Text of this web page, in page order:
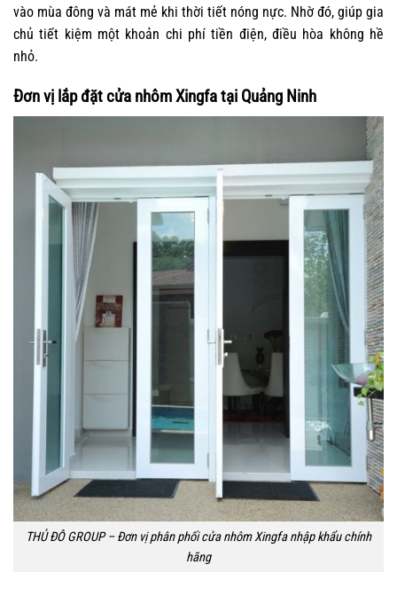
vào mùa đông và mát mẻ khi thời tiết nóng nực. Nhờ đó, giúp gia
chủ tiết kiệm một khoản chi phí tiền điện, điều hòa không hề
nhỏ.
Đơn vị lắp đặt cửa nhôm Xingfa tại Quảng Ninh
THỦ ĐÔ GROUP – Đơn vị phân phối cửa nhôm Xingfa nhập khẩu chính
hãng